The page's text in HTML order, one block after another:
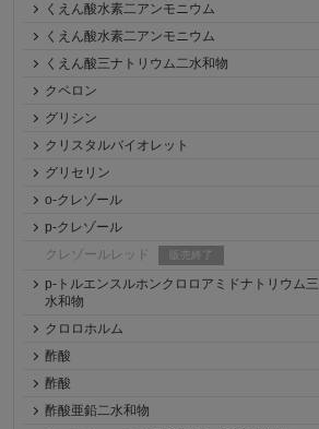
くえん酸水素二アンモニウム
くえん酸水素二アンモニウム
くえん酸三ナトリウム二水和物
クペロン
グリシン
クリスタルバイオレット
グリセリン
o-クレゾール
p-クレゾール
クレゾールレッド
販売終了
p-トルエンスルホンクロロアミドナトリウム三
水和物
クロロホルム
酢酸
酢酸
酢酸亜鉛二水和物